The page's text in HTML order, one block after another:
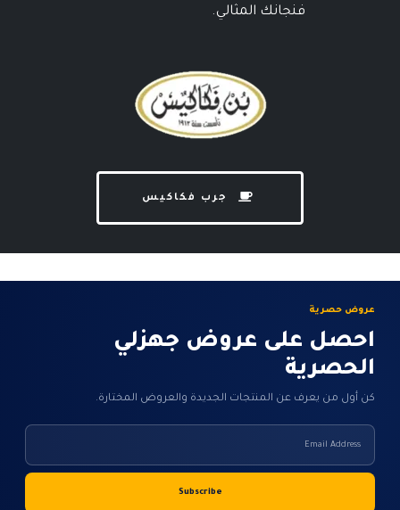
فنجانك المثالي.
جرب فكاكيس
عروض حصرية
احصل على عروض جهزلي
الحصرية
كن أول من يعرف عن المنتجات الجديدة والعروض المختارة.